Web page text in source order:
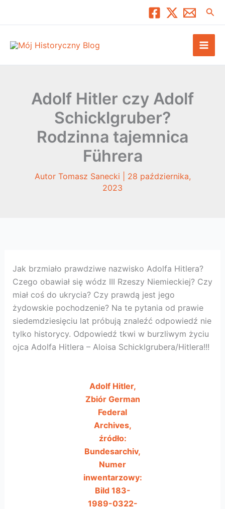
Adolf Hitler czy Adolf
Schicklgruber?
Rodzinna tajemnica
Führera
Autor Tomasz Sanecki
28 października,
2023
Jak brzmiało prawdziwe nazwisko Adolfa Hitlera?
Czego obawiał się wódz III Rzeszy Niemieckiej? Czy
miał coś do ukrycia? Czy prawdą jest jego
żydowskie pochodzenie? Na te pytania od prawie
siedemdziesięciu lat próbują znaleźć odpowiedź nie
tylko historycy. Odpowiedź tkwi w burzliwym życiu
ojca Adolfa Hitlera – Aloisa Schicklgrubera/Hitlera!!!
Adolf Hitler,
Zbiór German
Federal
Archives,
źródło:
Bundesarchiv,
Numer
inwentarzowy:
Bild 183-
1989-0322-